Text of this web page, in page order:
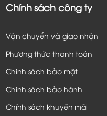
Chính sách công ty
Vận chuyển và giao nhận
Phương thức thanh toán
Chính sách bảo mật
Chính sách bảo hành
Chính sách khuyến mãi